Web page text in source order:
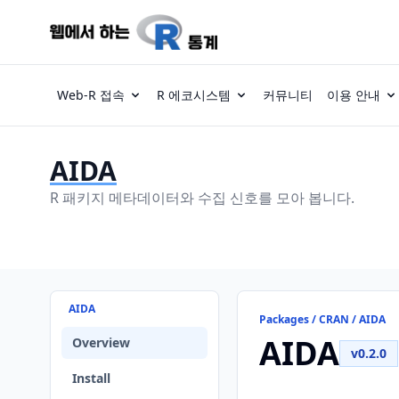
Web-R 접속 R 에코시스템 커뮤니티 이용 안내
AIDA
R 패키지 메타데이터와 수집 신호를 모아 봅니다.
AIDA
Overview
Install
Packages / CRAN / AIDA
AIDA v0.2.0